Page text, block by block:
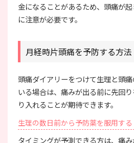
金になることがあるため、頭痛が
に注意が必要です。
月経時片頭痛を予防する方法
頭痛ダイアリーをつけて生理と頭
いる場合は、痛みが出る前に先回
り入れることが期待できます。
生理の数日前から予防薬を服用する
タイミングが予測できる方は、痛